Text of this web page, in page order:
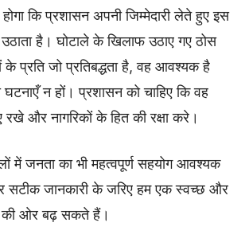
कि प्रशासन अपनी जिम्मेदारी लेते हुए इस
है। घोटाले के खिलाफ उठाए गए ठोस
प्रति जो प्रतिबद्धता है, वह आवश्यक है
घटनाएँ न हों। प्रशासन को चाहिए कि वह
रखे और नागरिकों के हित की रक्षा करे।
में जनता का भी महत्वपूर्ण सहयोग आवश्यक
जानकारी के जरिए हम एक स्वच्छ और
की ओर बढ़ सकते हैं।